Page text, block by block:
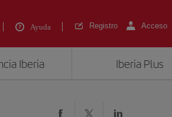
Ayuda Registro Acceso
Iberia Iberia Plus